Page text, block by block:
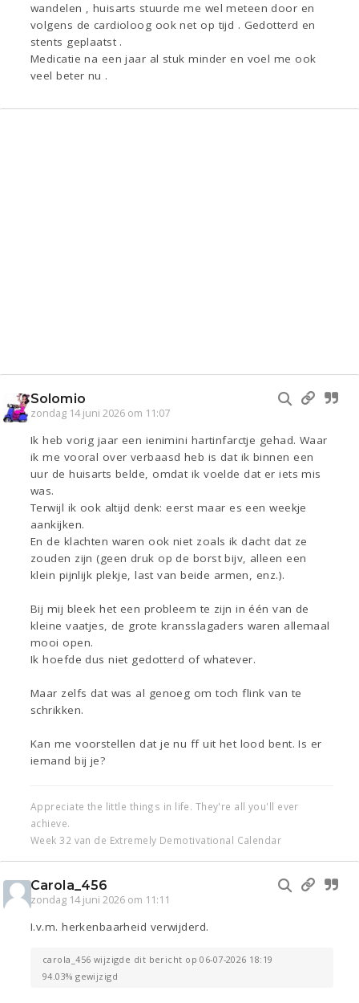
wandelen , huisarts stuurde me wel meteen door en
volgens de cardioloog ook net op tijd . Gedotterd en
stents geplaatst .
Medicatie na een jaar al stuk minder en voel me ook
veel beter nu .
Solomio
zondag 14 juni 2026 om 11:07
Ik heb vorig jaar een ienimini hartinfarctje gehad. Waar
ik me vooral over verbaasd heb is dat ik binnen een
uur de huisarts belde, omdat ik voelde dat er iets mis
was.
Terwijl ik ook altijd denk: eerst maar es een weekje
aankijken.
En de klachten waren ook niet zoals ik dacht dat ze
zouden zijn (geen druk op de borst bijv, alleen een
klein pijnlijk plekje, last van beide armen, enz.).
Bij mij bleek het een probleem te zijn in één van de
kleine vaatjes, de grote kransslagaders waren allemaal
mooi open.
Ik hoefde dus niet gedotterd of whatever.
Maar zelfs dat was al genoeg om toch flink van te
schrikken.
Kan me voorstellen dat je nu ff uit het lood bent. Is er
iemand bij je?
Appreciate the little things in life. They're all you'll ever
achieve.
Week 32 van de Extremely Demotivational Calendar
Carola_456
zondag 14 juni 2026 om 11:11
I.v.m. herkenbaarheid verwijderd.
carola_456 wijzigde dit bericht op 06-07-2026 18:19
94.03% gewijzigd